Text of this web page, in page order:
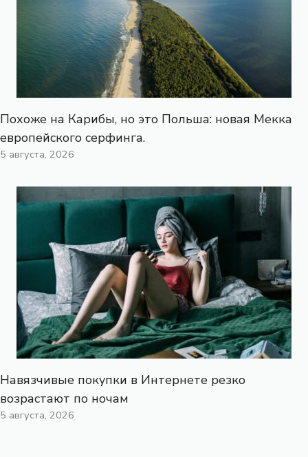
Похоже на Карибы, но это Польша: новая Мекка
европейского серфинга.
5 августа, 2026
Навязчивые покупки в Интернете резко
возрастают по ночам
5 августа, 2026